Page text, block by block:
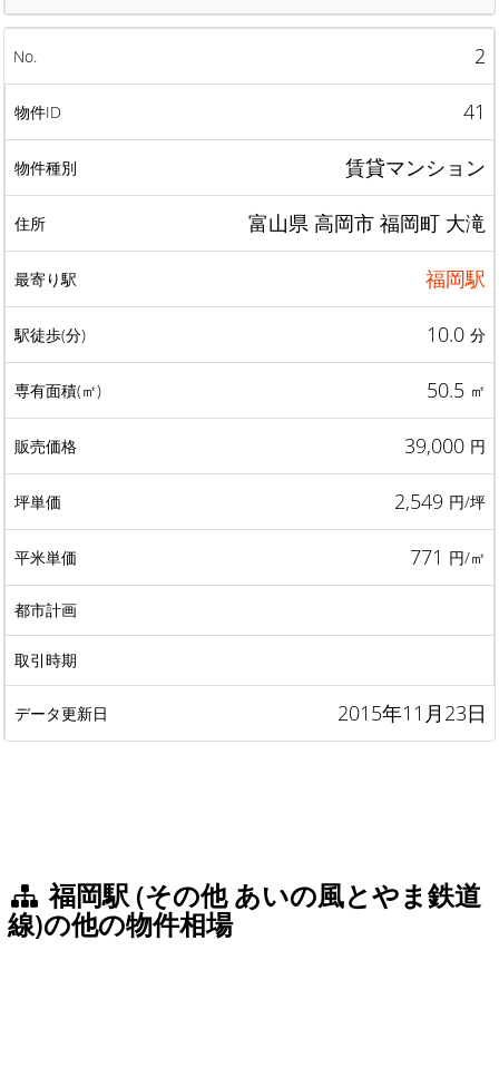
2
41
賃貸マンション
富山県 高岡市 福岡町 大滝
福岡駅
10.0 分
50.5 ㎡
39,000 円
2,549 円/坪
771 円/㎡
2015年11月23日
福岡駅 (その他 あいの風とやま鉄道
線)の他の物件相場